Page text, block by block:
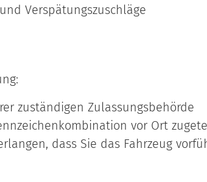
Verspätungszuschläge
zuständigen Zulassungsbehörde
vor Ort
dass Sie das Fahrzeug